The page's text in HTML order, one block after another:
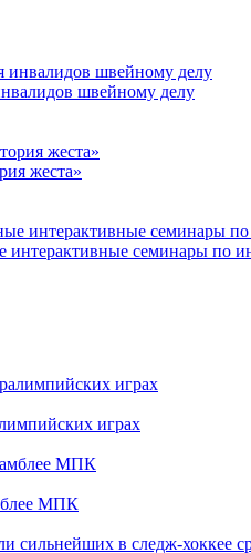
швейному делу
жеста»
интерактивные семинары по
играх
МПК